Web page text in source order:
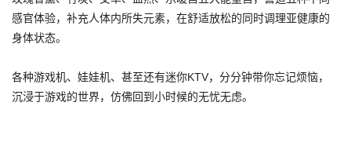
感官体验，补充人体内所失元素，在舒适放松的同时调理亚健康的
身体状态。
各种游戏机、娃娃机、甚至还有迷你KTV，分分钟带你忘记烦恼，
沉浸于游戏的世界，仿佛回到小时候的无忧无虑。